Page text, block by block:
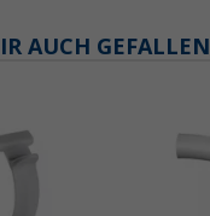
AUCH GEFALLEN